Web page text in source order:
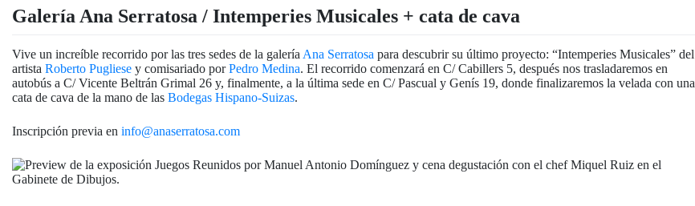
Galería Ana Serratosa / Intemperies Musicales + cata de cava
Vive un increíble recorrido por las tres sedes de la galería Ana Serratosa para descubrir su último proyecto: “Intemperies Musicales” del
artista Roberto Pugliese y comisariado porPedro Medina. El recorrido comenzará en C/ Cabillers 5, después nos trasladaremos en
autobús a C/ Vicente Beltrán Grimal 26 y, finalmente, a la última sede en C/ Pascual y Genís 19, donde finalizaremos la velada con una
cata de cava de la mano de las Bodegas Hispano-Suizas.
Inscripción previa en info@anaserratosa.com